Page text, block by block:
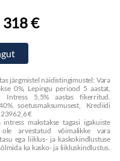
318 €
järgmistel näidistingimustel: Vara
0%, Lepingu periood 5 aastat,
Intress 5,5% aastas fikerritud.
soetusmaksumusest, Krediidi
23962,6 €
makstakse tagasi igakuiste
ole arvestatud võimalikke vara
ega liiklus- ja kaskokindlustuse
ka kasko- ja liikluskindlustus.